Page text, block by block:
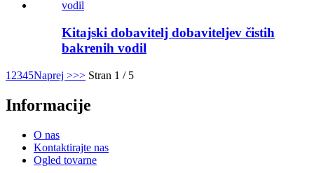
Kitajski dobavitelj dobaviteljev čistih
bakrenih vodil
1 2345Naprej >>> Stran 1 / 5
Informacije
O nas
Kontaktirajte nas
Ogled tovarne